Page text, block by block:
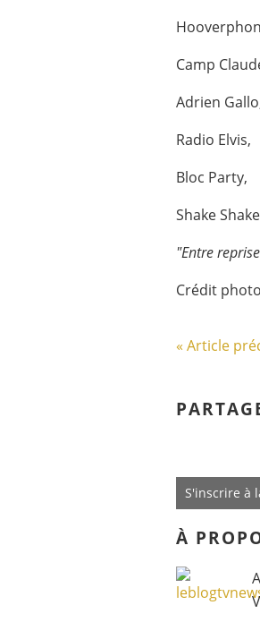
Camp
Adrien
Radio Elvis,
Bloc Party,
Shake
"Entre
Crédit
« Article
S'inscrire à
À